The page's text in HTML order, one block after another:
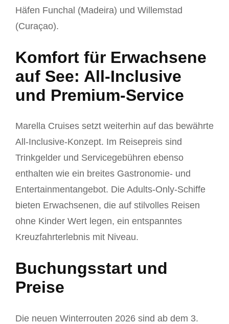
Häfen Funchal (Madeira) und Willemstad
(Curaçao).
Komfort für Erwachsene
auf See: All-Inclusive
und Premium-Service
Marella Cruises setzt weiterhin auf das bewährte
All-Inclusive-Konzept. Im Reisepreis sind
Trinkgelder und Servicegebühren ebenso
enthalten wie ein breites Gastronomie- und
Entertainmentangebot. Die Adults-Only-Schiffe
bieten Erwachsenen, die auf stilvolles Reisen
ohne Kinder Wert legen, ein entspanntes
Kreuzfahrterlebnis mit Niveau.
Buchungsstart und
Preise
Die neuen Winterrouten 2026 sind ab dem 3.